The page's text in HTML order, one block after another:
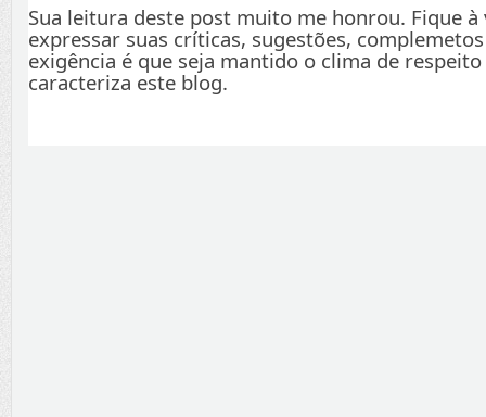
Sua leitura deste post muito me honrou. Fique à
expressar suas críticas, sugestões,
exigência é que seja mantido o clima de
caracteriza este blog.